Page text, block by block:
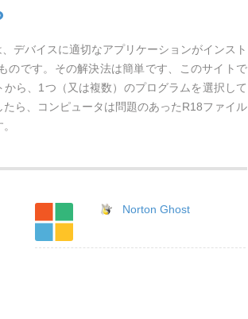
デバイスに適切なアプリケーションがインスト
のです。その解決法は簡単です、このサイトで
ら、1つ（又は複数）のプログラムを選択して
ら、コンピュータは問題のあったR18ファイル
Norton Ghost